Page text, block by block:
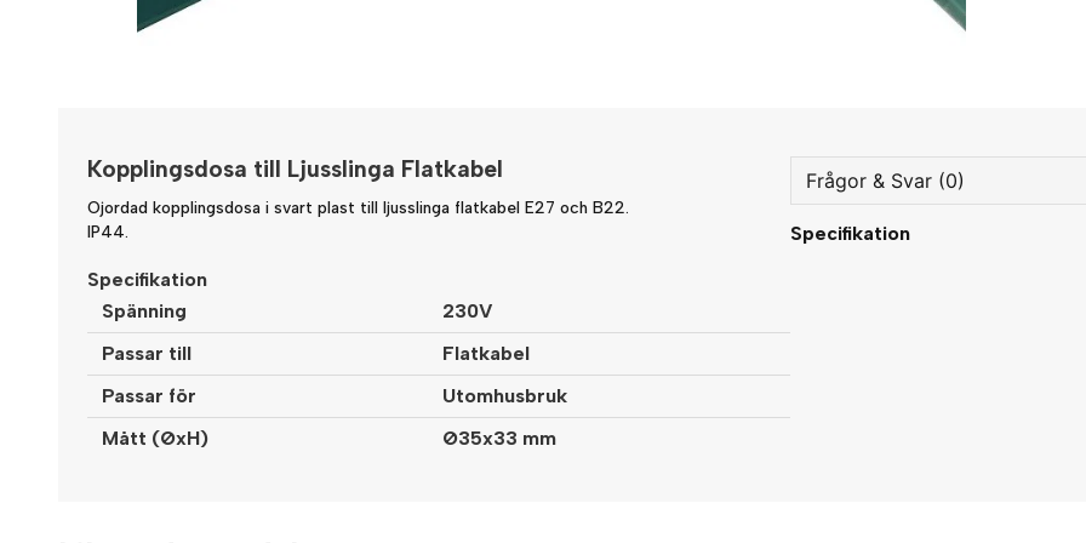
Kopplingsdosa till Ljusslinga Flatkabel
Ojordad kopplingsdosa i svart plast till ljusslinga flatkabel E27 och B22.
IP44.
Specifikation
Spänning
230V
Passar till
Flatkabel
Passar för
Utomhusbruk
Mått (ØxH)
Ø35x33 mm
Frågor & Svar (0)
question
Specifikation